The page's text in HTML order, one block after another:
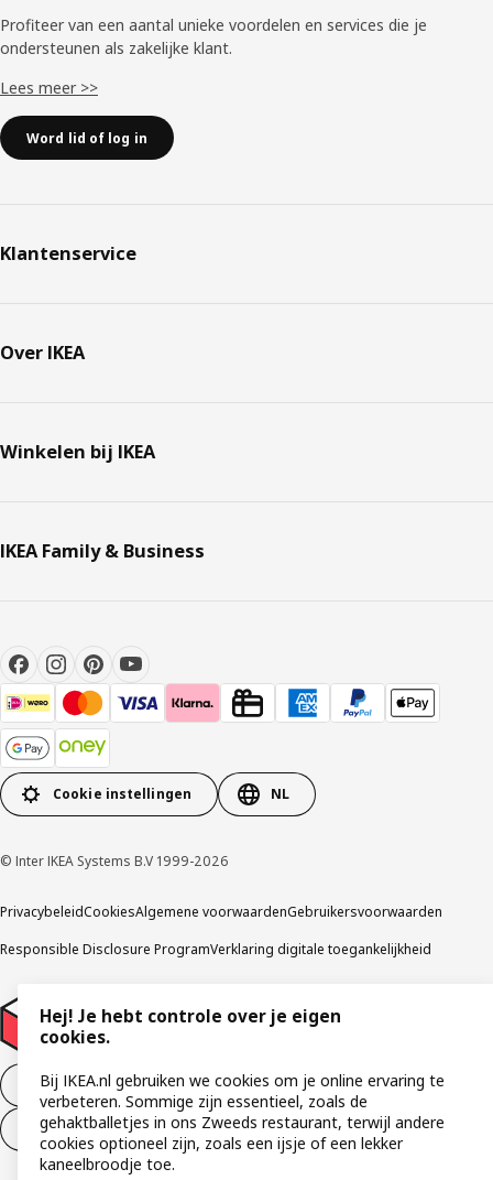
Profiteer van een aantal unieke voordelen en services die je
ondersteunen als zakelijke klant.
Lees meer >>
Word lid of log in
Klantenservice
Over IKEA
Winkelen bij IKEA
IKEA Family & Business
Cookie instellingen NL
© Inter IKEA Systems B.V 1999-2026
PrivacybeleidCookiesAlgemene voorwaardenGebruikersvoorwaarden
Responsible Disclosure ProgramVerklaring digitale toegankelijkheid
Aankoop product ontbinden
Ontbinding van je aankoop (diensten)
Hej! Je hebt controle over je eigen
cookies.
Bij IKEA.nl gebruiken we cookies om je online ervaring te
verbeteren. Sommige zijn essentieel, zoals de
gehaktballetjes in ons Zweeds restaurant, terwijl andere
cookies optioneel zijn, zoals een ijsje of een lekker
kaneelbroodje toe.